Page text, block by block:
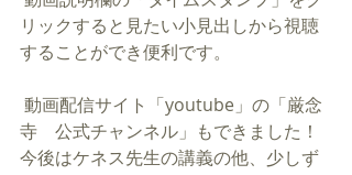
リックすると見たい小見出しから視聴
することができ便利です。
寺　公式チャンネル」もできました！
今後はケネス先生の講義の他、少しず